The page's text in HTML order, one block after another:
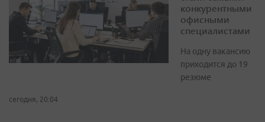
конкурентными
офисными
специалистами
На одну вакансию
приходится до 19
резюме
сегодня, 20:04